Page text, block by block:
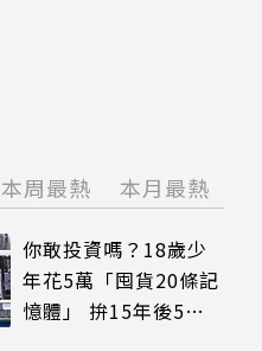
本周最熱 本月最熱
你敢投資嗎？18歲少
年花5萬「囤貨20條記
憶體」 拚15年後5倍